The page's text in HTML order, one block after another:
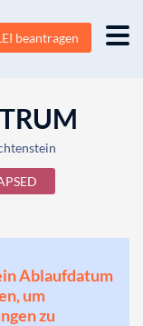
beantragen
Ablaufdatum
um
zu